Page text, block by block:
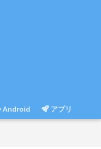
Android アプリ